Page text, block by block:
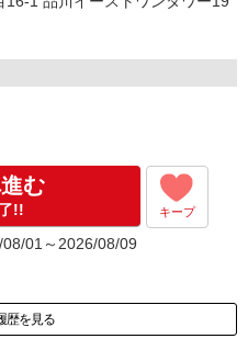
む
!! キープ
01～2026/08/09
歴を見る